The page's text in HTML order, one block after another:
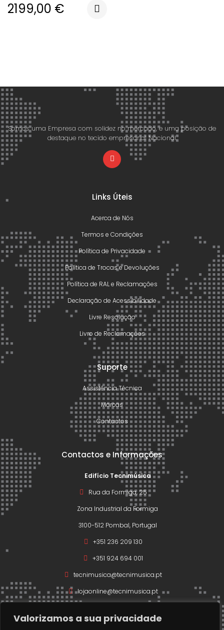
Valorizamos a sua privacidade
2199,00 €
Somos uma Empresa com solidez no mercado, e uma posição de
destaque no tecido empresarial Nacional.
Links Úteis
Acerca de Nós
Termos e Condições
Política de Privacidade
Política de Trocas e Devoluções
Política de RAL e Reclamações
Declaração de Acessibilidade
Livre Resolução
Livro de Reclamações
Suporte
Assistência Técnica
Marcas
Contactos
Contactos e Informações
Edifício Tecnimúsica
Rua da Formiga, 25
Zona Industrial da Formiga
3100-512 Pombal, Portugal
+351 236 209 130
+351 924 694 001
tecnimusica@tecnimusica.pt
lojaonline@tecnimusica.pt